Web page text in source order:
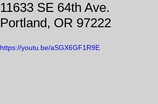
11633 SE 64th Ave.
Portland, OR 97222
https://youtu.be/aSGX6GF1R9E